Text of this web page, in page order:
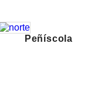
Peñíscola